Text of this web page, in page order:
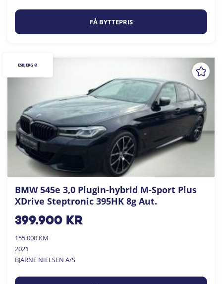
FÅ BYTTEPRIS
BMW 545e 3,0 Plugin-hybrid M-Sport Plus
XDrive Steptronic 395HK 8g Aut.
399.900kr
155.000 KM
2021
BJARNE NIELSEN A/S
ESBJERG Ø